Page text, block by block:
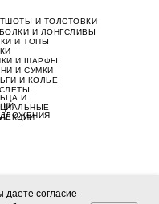
даете согласие
И СУМКИ
И ЛОНГСЛИВЫ
И ТОЛСТОВКИ
И ТОПЫ
И
И КОЛЬЕ
И ШАРФЫ